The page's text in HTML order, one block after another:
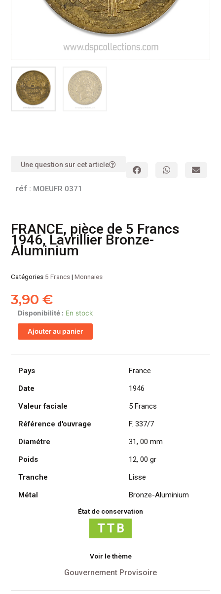
Une question sur cet article
réf : MOEUFR 0371
FRANCE, pièce de 5 Francs
1946, Lavrillier Bronze-
Aluminium
Catégories 5 Francs|Monnaies
3,90€
Disponibilité : En stock
quantité
de
FRANCE,
de
1946,
Bronze-
Aluminium
Ajouter au panier
Pays
France
Date
1946
Valeur faciale
5 Francs
Référence d'ouvrage
F. 337/7
Diamétre
31, 00 mm
Poids
12, 00 gr
Tranche
Lisse
Métal
Bronze-Aluminium
État de conservation
Voir le thème
Gouvernement Provisoire